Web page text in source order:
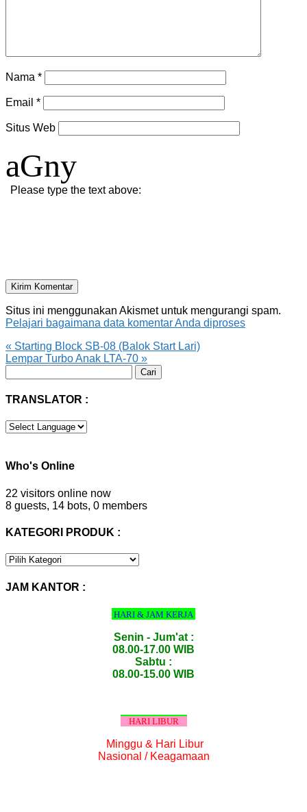
Nama *
Email *
Situs Web
aGny
Please type the text above:
Situs ini menggunakan Akismet untuk mengurangi spam.
Pelajari bagaimana data komentar Anda diproses
« Starting Block SB-08 (Balok Start Lari)
Lempar Turbo Anak LTA-70 »
untuk:
TRANSLATOR :
Who's Online
22 visitors online now
8 guests, 14 bots, 0 members
KATEGORI PRODUK :
KATEGORI
JAM KANTOR :
HARI & JAM KERJA
Senin - Jum'at :
08.00-17.00 WIB
Sabtu :
08.00-15.00 WIB
HARI LIBUR
Minggu & Hari Libur
Nasional / Keagamaan